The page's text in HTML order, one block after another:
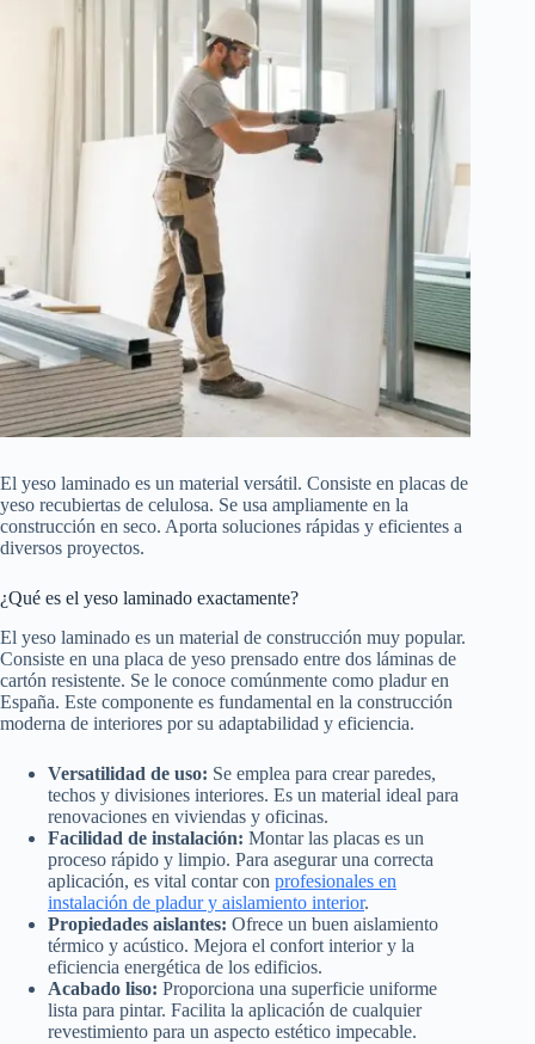
El yeso laminado es un material versátil. Consiste en placas de
yeso recubiertas de celulosa. Se usa ampliamente en la
construcción en seco. Aporta soluciones rápidas y eficientes a
diversos proyectos.
¿Qué es el yeso laminado exactamente?
El yeso laminado es un material de construcción muy popular.
Consiste en una placa de yeso prensado entre dos láminas de
cartón resistente. Se le conoce comúnmente como pladur en
España. Este componente es fundamental en la construcción
moderna de interiores por su adaptabilidad y eficiencia.
Versatilidad de uso: Se emplea para crear paredes,
techos y divisiones interiores. Es un material ideal para
renovaciones en viviendas y oficinas.
Facilidad de instalación: Montar las placas es un
proceso rápido y limpio. Para asegurar una correcta
aplicación, es vital contar con profesionales en
instalación de pladur y aislamiento interior.
Propiedades aislantes: Ofrece un buen aislamiento
térmico y acústico. Mejora el confort interior y la
eficiencia energética de los edificios.
Acabado liso: Proporciona una superficie uniforme
lista para pintar. Facilita la aplicación de cualquier
revestimiento para un aspecto estético impecable.